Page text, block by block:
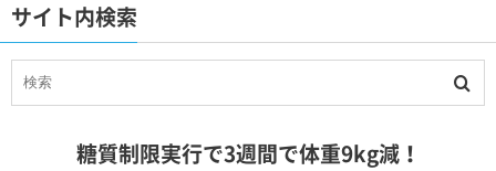
サイト内検索
糖質制限実行で3週間で体重9kg減！